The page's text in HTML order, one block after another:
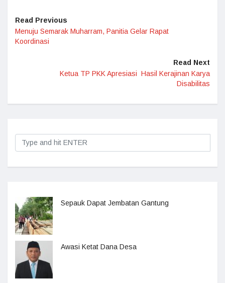
Read Previous
Menuju Semarak Muharram, Panitia Gelar Rapat
Koordinasi
Read Next
Ketua TP PKK Apresiasi Hasil Kerajinan Karya
Disabilitas
Sepauk Dapat Jembatan Gantung
Awasi Ketat Dana Desa